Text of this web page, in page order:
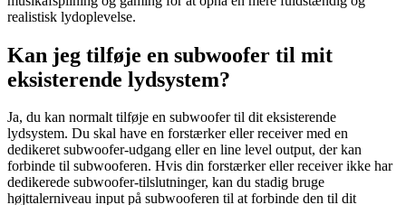
realistisk lydoplevelse.
Kan jeg tilføje en subwoofer til mit
eksisterende lydsystem?
Ja, du kan normalt tilføje en subwoofer til dit eksisterende
lydsystem. Du skal have en forstærker eller receiver med en
dedikeret subwoofer-udgang eller en line level output, der kan
forbinde til subwooferen. Hvis din forstærker eller receiver ikke har
dedikerede subwoofer-tilslutninger, kan du stadig bruge
højttalerniveau input på subwooferen til at forbinde den til dit